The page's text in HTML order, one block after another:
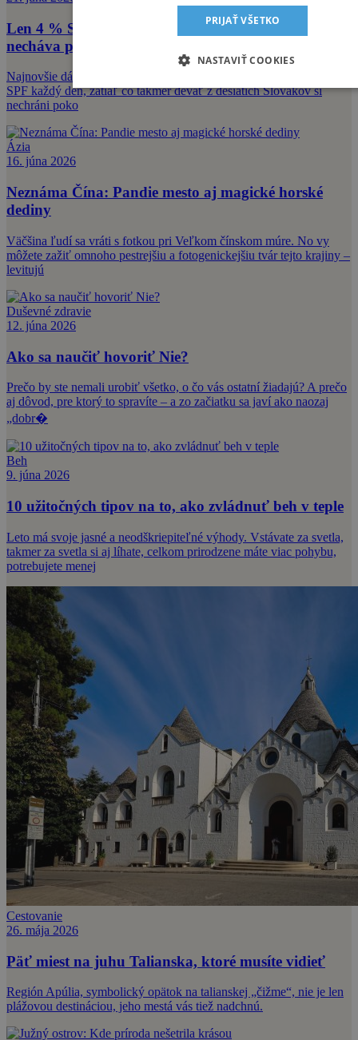
Len 4 % Slovákov používajú SPF denne. Väčšina
necháva pokožku bez ochrany po celý rok
Najnovšie dáta ukazujú, že len 4 % ľudí používajú ochranný faktor
SPF každý deň, zatiaľ čo takmer deväť z desiatich Slovákov si
nechráni poko
Ázia
16. júna 2026
Neznáma Čína: Pandie mesto aj magické horské
dediny
Väčšina ľudí sa vráti s fotkou pri Veľkom čínskom múre. No vy
môžete zažiť omnoho pestrejšiu a fotogenickejšiu tvár tejto krajiny –
levitujú
Duševné zdravie
12. júna 2026
Ako sa naučiť hovoriť Nie?
Prečo by ste nemali urobiť všetko, o čo vás ostatní žiadajú? A prečo
aj dôvod, pre ktorý to spravíte – a zo začiatku sa javí ako naozaj
„dobr�
Beh
9. júna 2026
10 užitočných tipov na to, ako zvládnuť beh v teple
Leto má svoje jasné a neodškriepiteľné výhody. Vstávate za svetla,
takmer za svetla si aj líhate, celkom prirodzene máte viac pohybu,
potrebujete menej
Cestovanie
26. mája 2026
Päť miest na juhu Talianska, ktoré musíte vidieť
Región Apúlia, symbolický opätok na talianskej „čižme“, nie je len
plážovou destináciou, jeho mestá vás tiež nadchnú.
PRIJAŤ VŠETKO
NASTAVIŤ COOKIES